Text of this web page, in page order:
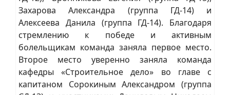
Захарова Александра (группа ГД-14) и
Алексеева Данила (группа ГД-14). Благодаря
стремлению к победе и активным
болельщикам команда заняла первое место.
Второе место уверенно заняла команда
кафедры «Строительное дело» во главе с
капитаном Сорокиным Александром (группа